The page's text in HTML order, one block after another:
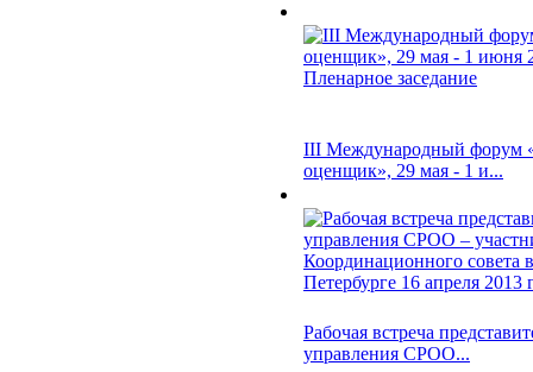
III Международный форум
оценщик», 29 мая - 1 и...
Рабочая встреча
управления СРОО...